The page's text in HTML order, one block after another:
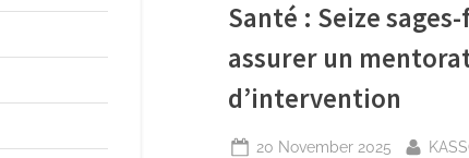
Santé : Seize
assurer un
d’intervention
20 November 2025